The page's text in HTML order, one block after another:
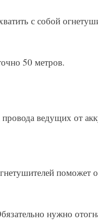
с собой
50 метров.
ведущих от
поможет
нужно